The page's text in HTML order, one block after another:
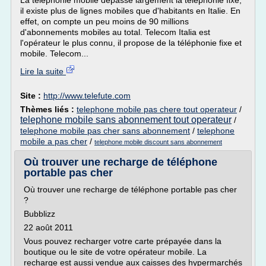
il existe plus de lignes mobiles que d'habitants en Italie. En
effet, on compte un peu moins de 90 millions
d'abonnements mobiles au total. Telecom Italia est
l'opérateur le plus connu, il propose de la téléphonie fixe et
mobile. Telecom...
Lire la suite
Site : http://www.telefute.com
Thèmes liés : telephone mobile pas chere tout operateur /
telephone mobile sans abonnement tout operateur /
telephone mobile pas cher sans abonnement / telephone
mobile a pas cher / telephone mobile discount sans abonnement
Où trouver une recharge de téléphone
portable pas cher
Où trouver une recharge de téléphone portable pas cher
?
Bubblizz
22 août 2011
Vous pouvez recharger votre carte prépayée dans la
boutique ou le site de votre opérateur mobile. La
recharge est aussi vendue aux caisses des hypermarchés